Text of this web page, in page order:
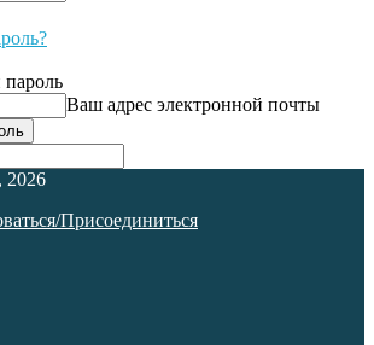
пароль
Ваш адрес электронной почты
2026
Присоединиться